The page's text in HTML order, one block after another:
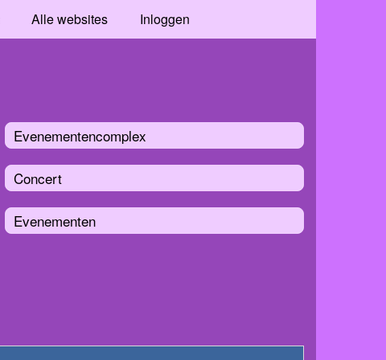
Alle websites Inloggen
Evenementencomplex
Concert
Evenementen